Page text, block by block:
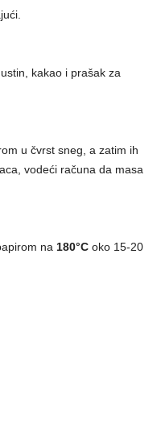
kakao i prašak za
u čvrst sneg, a zatim ih
vodeći računa da masa
na 180°C oko 15-20